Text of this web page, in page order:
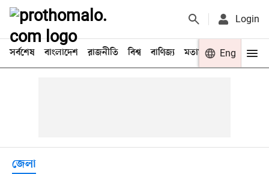
Login
সর্বশেষ বাংলাদেশ রাজনীতি বিশ্ব বাণিজ্য মতামত খেলা
Eng
জেলা